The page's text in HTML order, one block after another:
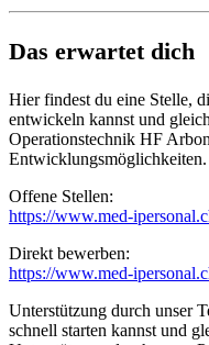
Das erwartet dich
Hier findest du eine Stelle,
entwickeln kannst und
Operationstechnik HF
Entwicklungsmöglichkeiten.
Offene Stellen:
https://www.med-
Direkt bewerben:
https://www.med-
Unterstützung durch unser
schnell starten kannst und